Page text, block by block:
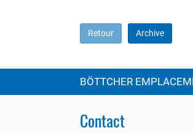
Retour Archive
BÖTTCHER
Contact